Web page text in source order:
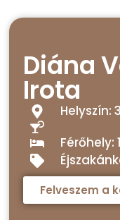
Diána
Irota
Helyszín:
Férőhely:
Felveszem a